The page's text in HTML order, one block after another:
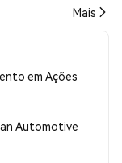
Mais
em Ações
Automotive